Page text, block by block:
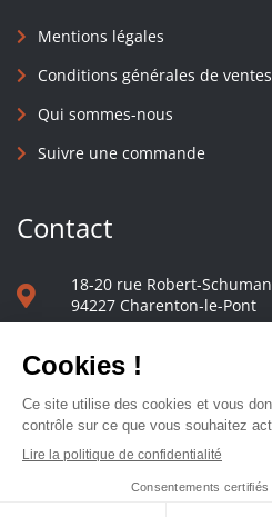
Mentions légales
Conditions générales de ventes
Qui sommes-nous
Suivre une commande
Contact
18-20 rue Robert-Schuman
94227 Charenton-le-Pont